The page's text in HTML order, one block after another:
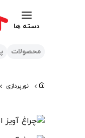
دسته ها
محصولات
نورپردازی